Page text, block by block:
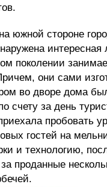
южной стороне
интересная
поколении
они сами
во дворе дома
счету за день
пробовать
гостей на
и технологию,
проданные